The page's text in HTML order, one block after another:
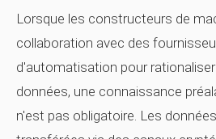
Lorsque les constructeurs de
collaboration avec des
d'automatisation pour
données, une connaissance
n'est pas obligatoire. Les